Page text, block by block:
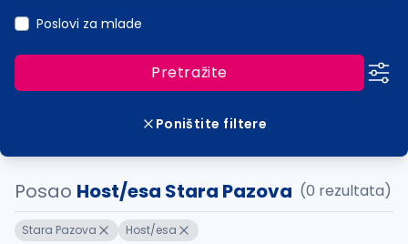
Poslovi za mlade
Pretražite
Poništite filtere
Posao Host/esa Stara Pazova (0 rezultata)
Stara Pazova Host/esa